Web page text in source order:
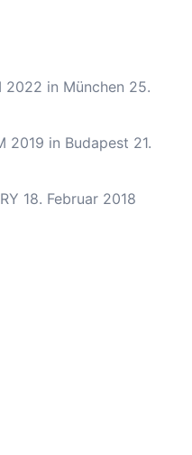
2022 in München 25.
2019 in Budapest 21.
18. Februar 2018